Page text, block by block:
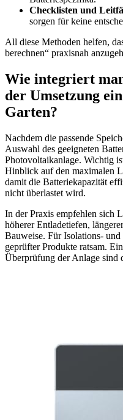
Checklisten und
sorgen für keine
All diese Methoden helfen,
berechnen“ praxisnah
Wie integriert
der Umsetzung
Garten?
Nachdem die passende
Auswahl des geeigneten
Photovoltaikanlage. Wichtig
Hinblick auf den maximalen
damit die Batteriekapazität
nicht überlastet wird.
In der Praxis empfehlen sich
höherer Entladetiefen,
Bauweise. Für Isolations-
geprüfter Produkte ratsam.
Überprüfung der Anlage sind